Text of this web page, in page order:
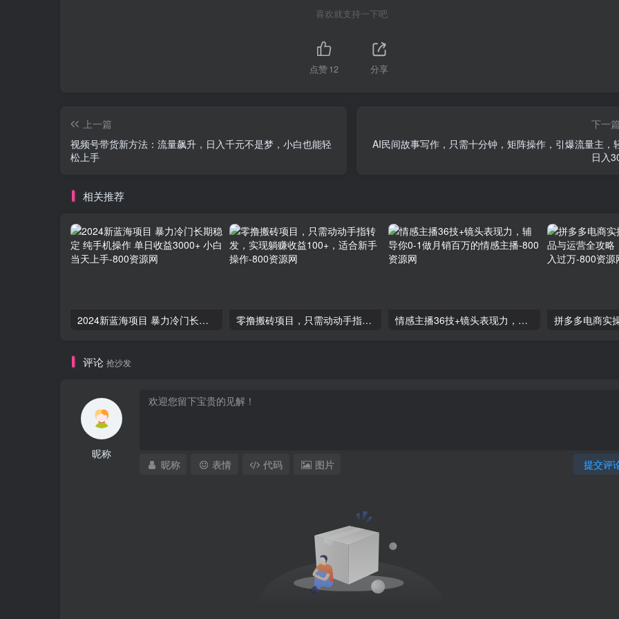
喜欢就支持一下吧
点赞12 分享
上一篇
视频号带货新方法：流量飙升，日入千元不是梦，小白也能轻
松上手
下一篇
AI民间故事写作，只需十分钟，矩阵操作，引爆流量主，
日入
相关推荐
2024新蓝海项目 暴力冷门长期稳定 纯手机操作 单日收益3000+ 小白当天上手 零撸搬砖项目，只需动动手指转发，实现躺赚收益100+，适合新手操作 情感主播36技+镜头表现力，辅导你0-1做月销百万的情感主播
评论 抢沙发
昵称
提交评
昵称 表情 代码 图片